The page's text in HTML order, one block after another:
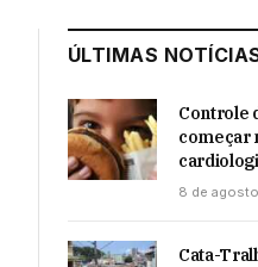
ÚLTIMAS
Controle
começar
8 de
Cata-